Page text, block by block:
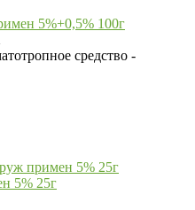
5%+0,5% 100г
средство -
5% 25г